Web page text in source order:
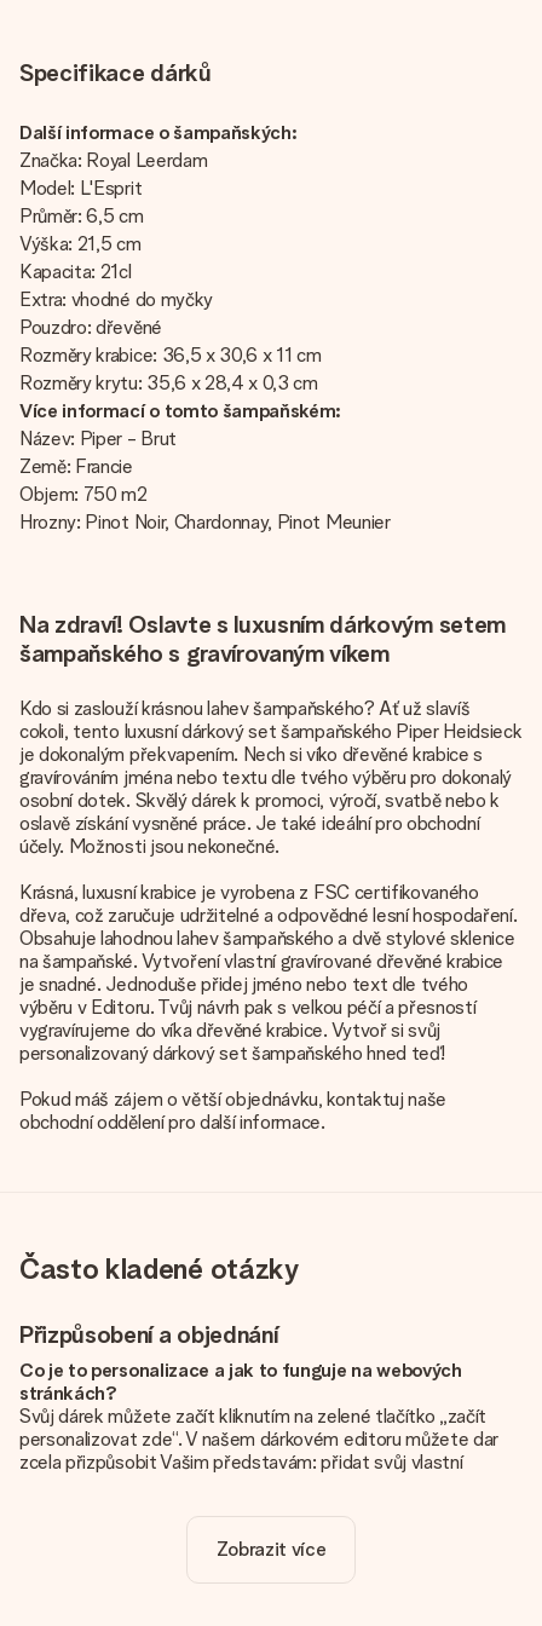
Specifikace dárků
Další informace o šampaňských:
Značka: Royal Leerdam
Model: L'Esprit
Průměr: 6,5 cm
Výška: 21,5 cm
Kapacita: 21cl
Extra: vhodné do myčky
Pouzdro: dřevěné
Rozměry krabice: 36,5 x 30,6 x 11 cm
Rozměry krytu: 35,6 x 28,4 x 0,3 cm
Více informací o tomto šampaňském:
Název: Piper - Brut
Země: Francie
Objem: 750 m2
Hrozny: Pinot Noir, Chardonnay, Pinot Meunier
Na zdraví! Oslavte s luxusním dárkovým setem
šampaňského s gravírovaným víkem
Kdo si zaslouží krásnou lahev šampaňského? Ať už slavíš
cokoli, tento luxusní dárkový set šampaňského Piper Heidsieck
je dokonalým překvapením. Nech si víko dřevěné krabice s
gravírováním jména nebo textu dle tvého výběru pro dokonalý
osobní dotek. Skvělý dárek k promoci, výročí, svatbě nebo k
oslavě získání vysněné práce. Je také ideální pro obchodní
účely. Možnosti jsou nekonečné.
Krásná, luxusní krabice je vyrobena z FSC certifikovaného
dřeva, což zaručuje udržitelné a odpovědné lesní hospodaření.
Obsahuje lahodnou lahev šampaňského a dvě stylové sklenice
na šampaňské. Vytvoření vlastní gravírované dřevěné krabice
je snadné. Jednoduše přidej jméno nebo text dle tvého
výběru v Editoru. Tvůj návrh pak s velkou péčí a přesností
vygravírujeme do víka dřevěné krabice. Vytvoř si svůj
personalizovaný dárkový set šampaňského hned teď!
Pokud máš zájem o větší objednávku, kontaktuj naše
obchodní oddělení pro další informace.
Často kladené otázky
Přizpůsobení a objednání
Co je to personalizace a jak to funguje na webových
stránkách?
Svůj dárek můžete začít kliknutím na zelené tlačítko „začít
personalizovat zde“. V našem dárkovém editoru můžete dar
zcela přizpůsobit Vašim představám: přidat svůj vlastní
Je personalizace zahrnuta v ceně?
Zobrazit více